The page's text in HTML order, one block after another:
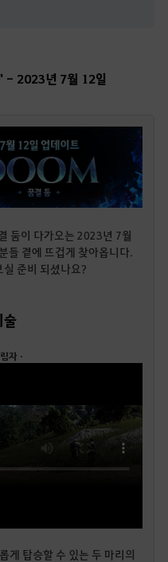
' - 2023년 7월 12일
둠이 다가오는 2023년 7월
들 곁에 뜨겁게 찾아옵니다.
준비 되셨나요?
술
자 ·
게 탑승할 수 있는 두 마리의